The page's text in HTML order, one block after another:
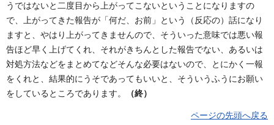
うではないと二度目から上がってこないということになりますの
で、上がってきた報告が「何だ、お前」という（反応の）話になり
ますと、やはり上がってきませんので、そういった意味では悪い報
告ほど早く上げてくれ、それがきちんとした報告でない、あるいは
対処方法などをまとめてなどそんな必要はないので、とにかく一報
をくれと、結果的にうそであってもいいと、そういうふうにお願い
をしているところであります。
（終）
ページの先頭へ戻る